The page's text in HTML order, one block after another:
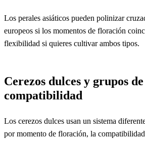
Los perales asiáticos pueden polinizar
europeos si los momentos de floración
flexibilidad si quieres cultivar ambos tipos.
Cerezos dulces y grupos de
compatibilidad
Los cerezos dulces usan un sistema
por momento de floración, la